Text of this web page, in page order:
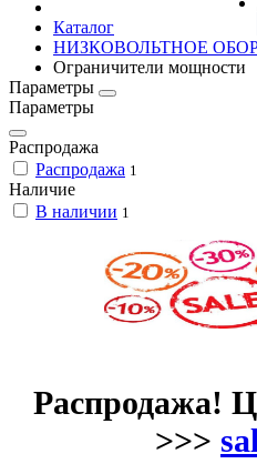
Каталог
НИЗКОВОЛЬТНОЕ
Ограничители мощности
Параметры
Параметры
Распродажа
Распродажа 1
Наличие
В наличии 1
Распродажа!
>>>